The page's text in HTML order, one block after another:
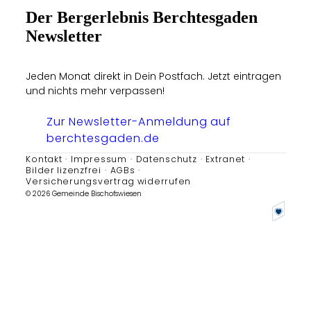
Der Bergerlebnis Berchtesgaden
Newsletter
Jeden Monat direkt in Dein Postfach. Jetzt eintragen
und nichts mehr verpassen!
Zur Newsletter-Anmeldung auf
berchtesgaden.de
Kontakt Impressum Datenschutz
Extranet
Bilder lizenzfrei
AGBs
Versicherungsvertrag widerrufen
© 2026 Gemeinde Bischofswiesen